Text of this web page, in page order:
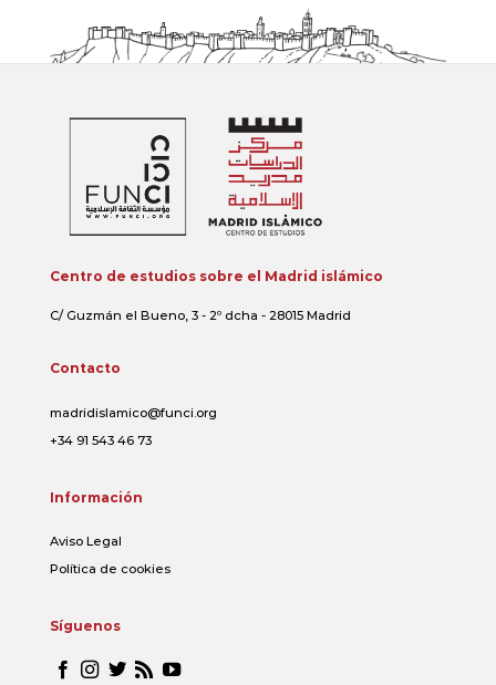
Centro de estudios sobre el Madrid islámico
C/ Guzmán el Bueno, 3 - 2º dcha - 28015 Madrid
Contacto
madridislamico@funci.org
+34 91 543 46 73
Información
Aviso Legal
Política de cookies
Síguenos